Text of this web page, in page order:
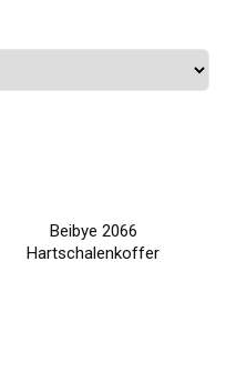
Beibye 2066
Hartschalenkoffer